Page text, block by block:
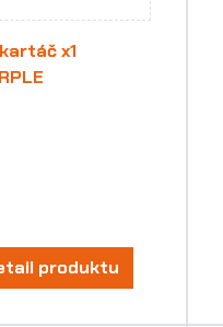
x1
produktu